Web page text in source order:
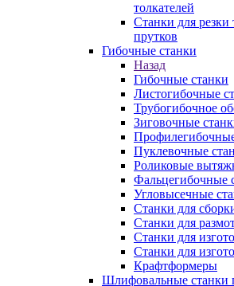
толкателей
Станки для резки
прутков
Гибочные станки
Назад
Гибочные станки
Листогибочные
Трубогибочное
Зиговочные
Пуклевочные
Роликовые
Фальцегибочные
Угловысечные
Станки для
Станки для
Станки для
Станки для
Крафтформеры
Шлифовальные станки